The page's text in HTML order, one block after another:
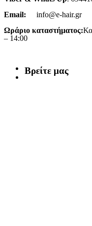
Email:
info@e-hair.gr
Ωράριο καταστήματος:
– 14:00
Βρείτε μας